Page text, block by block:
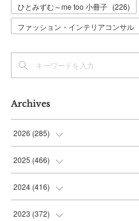
ひとみずむ～me too 小冊子 (226)
ファッション・インテリアコンサル
Archives
2026 (285)
(6)
(36
(37
2025 (466)
(56
(37
2024 (416)
(38
2023 (372)